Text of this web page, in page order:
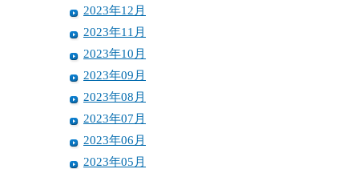
2023年12月
2023年11月
2023年10月
2023年09月
2023年08月
2023年07月
2023年06月
2023年05月